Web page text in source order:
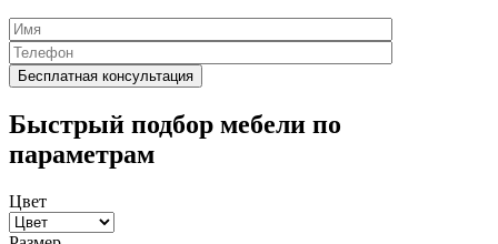
Быстрый подбор мебели по
параметрам
Цвет